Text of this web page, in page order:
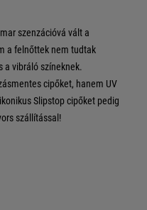
szenzációvá vált a
a felnőttek nem tudtak
a vibráló színeknek.
cipőket, hanem UV
Slipstop cipőket pedig
szállítással!